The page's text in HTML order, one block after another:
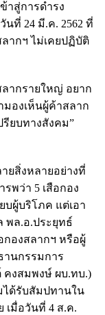
าสู่การดำรง
นที่ 24 มี.ค. 2562 ที่
ากฯ ไม่เคยปฏิบัติ
ากรายใหญ่ อยาก
มองเห็นผู้ค้าสลาก
รียบทางสังคม”
ยสิ่งหลายอย่างที่
รพว่า 5 เสือกอง
บผู้บริโภค แต่เอา
พล.อ.ประยุทธ์
กองสลากฯ หรือผู้
านกรรมการ
คงสมพงษ์ ผบ.ทบ.)
ได้รับสัมปทานใน
มื่อวันที่ 4 ส.ค.